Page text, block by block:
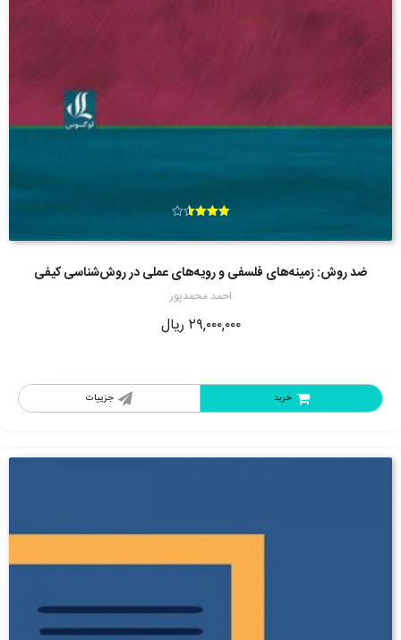
ضد روش: زمینه‌های فلسفی و رویه‌های عملی در روش‌شناسی کیفی
احمد محمدپور
۲۹,۰۰۰,۰۰۰ ریال
جزییات خرید